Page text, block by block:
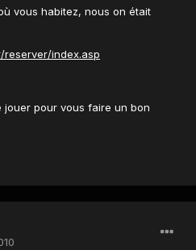
vous habitez, nous on était
index.asp
jouer pour vous faire un bon